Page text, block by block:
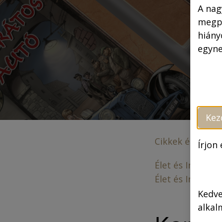
Cikkek és
Élet és Irodalom:
Élet és Irodalom:
A
Írjon